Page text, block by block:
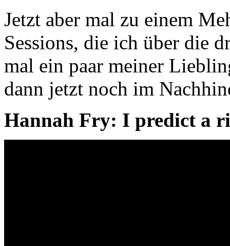
Jetzt aber mal zu einem
Sessions, die ich über die
mal ein paar meiner
dann jetzt noch im
Hannah Fry: I predict a